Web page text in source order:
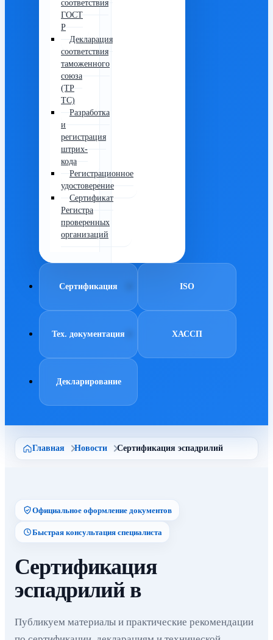
соответствия
ГОСТ
Р
Декларация
соответствия
таможенного
союза
(ТР
ТС)
Разработка
и
регистрация
штрих-
кода
Регистрационное
удостоверение
Сертификат
Регистра
проверенных
организаций
Сертификация ISO
Тех. документация ХАССП
Декларирование
Главная Новости Сертификация эспадрилий
Официальное оформление документов
Быстрая консультация специалиста
Сертификация
эспадрилий в
Публикуем материалы и практические рекомендации